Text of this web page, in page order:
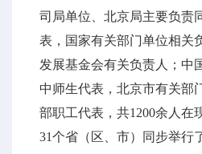
司局单位、北京局主要负责
表，国家有关部门单位相关
发展基金会有关负责人；中
中师生代表，北京市有关部
部职工代表，共1200余人在
31个省（区、市）同步举行